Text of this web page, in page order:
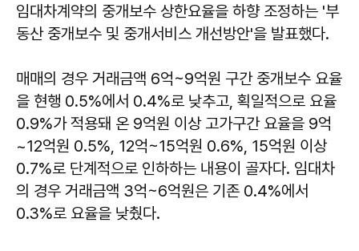
임대차계약의 중개보수 상한요율을 하향 조정하는 '부
동산 중개보수 및 중개서비스 개선방안'을 발표했다.
매매의 경우 거래금액 6억~9억원 구간 중개보수 요율
을 현행 0.5%에서 0.4%로 낮추고, 획일적으로 요율
0.9%가 적용돼 온 9억원 이상 고가구간 요율을 9억
~12억원 0.5%, 12억~15억원 0.6%, 15억원 이상
0.7%로 단계적으로 인하하는 내용이 골자다. 임대차
의 경우 거래금액 3억~6억원은 기존 0.4%에서
0.3%로 요율을 낮췄다.